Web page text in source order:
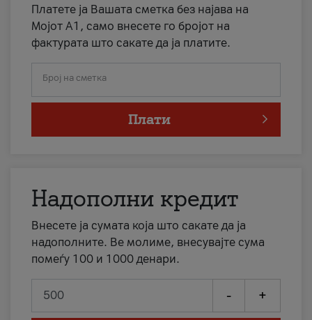
Платете ја Вашата сметка без најава на
Мојот А1, само внесете го бројот на
фактурата што сакате да ја платите.
Број на сметка
Плати
Надополни кредит
Внесете ја сумата која што сакате да ја
надополните. Ве молиме, внесувајте сума
помеѓу 100 и 1000 денари.
- +